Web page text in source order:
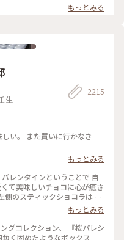
街
もっとみる
生
2215
い。 また買いに行かなき
もっとみる
て美味しいチョコに心が癒さ
お酒入りチョコや 京都産の
チョコと一言で
インも
もプレゼント用でも どちら
もっとみる
グコレクション、 『桜パレシ